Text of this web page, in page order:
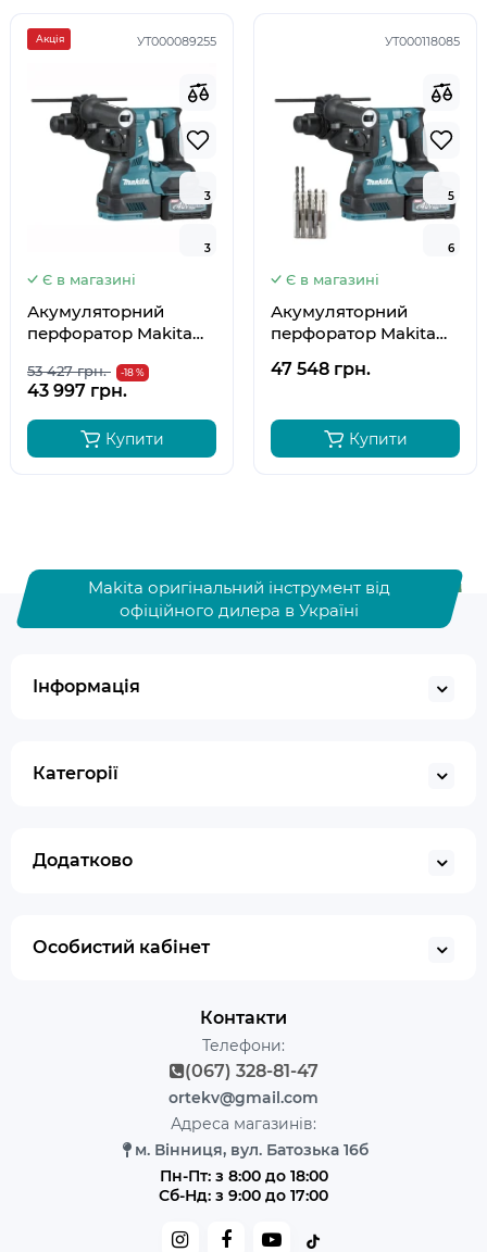
УТ000089255
Акція
3
3
3
3
Є в магазині
Акумуляторний
перфоратор Makita
53 427 грн. -18 %
43 997 грн.
Купити
УТ000118085
5
6
5
6
Є в магазині
Акумуляторний
перфоратор Makita
00795
47 548 грн.
Купити
Makita оригінальний інструмент від
офіційного дилера в Україні
Інформація
Категорії
Додатково
Особистий кабінет
Контакти
Телефони:
(067) 328-81-47
ortekv@gmail.com
Адреса магазинів:
м. Вінниця, вул. Батозька 16б
Пн-Пт: з 8:00 до 18:00
Сб-Нд: з 9:00 до 17:00